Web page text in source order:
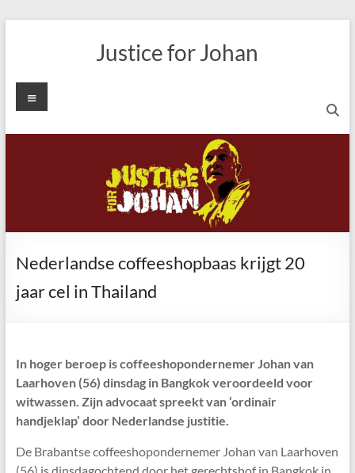
Justice for Johan
Menu
Nederlandse coffeeshopbaas krijgt 20
jaar cel in Thailand
In hoger beroep is coffeeshopondernemer Johan van
Laarhoven (56) dinsdag in Bangkok veroordeeld voor
witwassen. Zijn advocaat spreekt van ‘ordinair
handjeklap’ door Nederlandse justitie.
De Brabantse coffeeshopondernemer Johan van Laarhoven